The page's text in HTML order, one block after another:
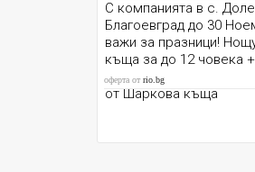
С компанията в с.
Благоевград до 30
важи за празници!
къща за до 12 човека +
паркинг и градина с
от Шаркова къща
оферта отrio.bg